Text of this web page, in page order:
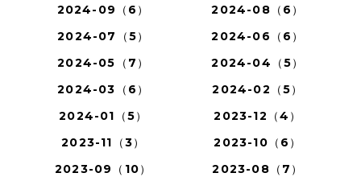
2024-09（6）
2024-08（6）
2024-07（5）
2024-06（6）
2024-05（7）
2024-04（5）
2024-03（6）
2024-02（5）
2024-01（5）
2023-12（4）
2023-11（3）
2023-10（6）
2023-09（10）
2023-08（7）